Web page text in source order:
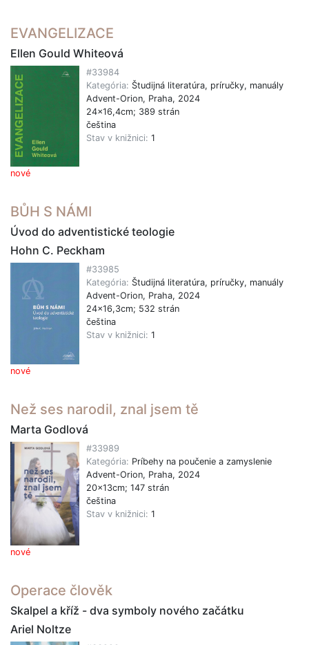
EVANGELIZACE
Ellen Gould Whiteová
nové
#33984
Kategória: Študijná literatúra, príručky, manuály
Advent-Orion, Praha, 2024
24x16,4cm; 389 strán
čeština
Stav v knižnici: 1
BŮH S NÁMI
Úvod do adventistické teologie
Hohn C. Peckham
nové
#33985
Kategória: Študijná literatúra, príručky, manuály
Advent-Orion, Praha, 2024
24x16,3cm; 532 strán
čeština
Stav v knižnici: 1
Než ses narodil, znal jsem tě
Marta Godlová
nové
#33989
Kategória: Príbehy na poučenie a zamyslenie
Advent-Orion, Praha, 2024
20x13cm; 147 strán
čeština
Stav v knižnici: 1
Operace člověk
Skalpel a kříž - dva symboly nového začátku
Ariel Noltze